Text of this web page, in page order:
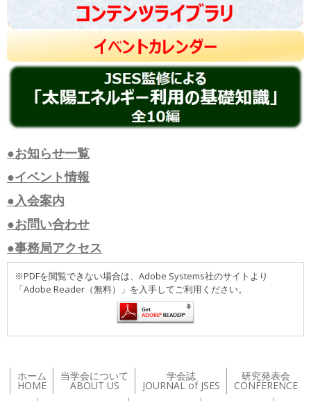
●お知らせ一覧
●イベント情報
●入会案内
●お問い合わせ
●事務局アクセス
※PDFを閲覧できない場合は、Adobe Systems社のサイトより
「Adobe Reader（無料）」を入手してご利用ください。
ホーム
HOME
当学会について
ABOUT US
学会誌
JOURNAL of JSES
研究発表会
CONFERENCE